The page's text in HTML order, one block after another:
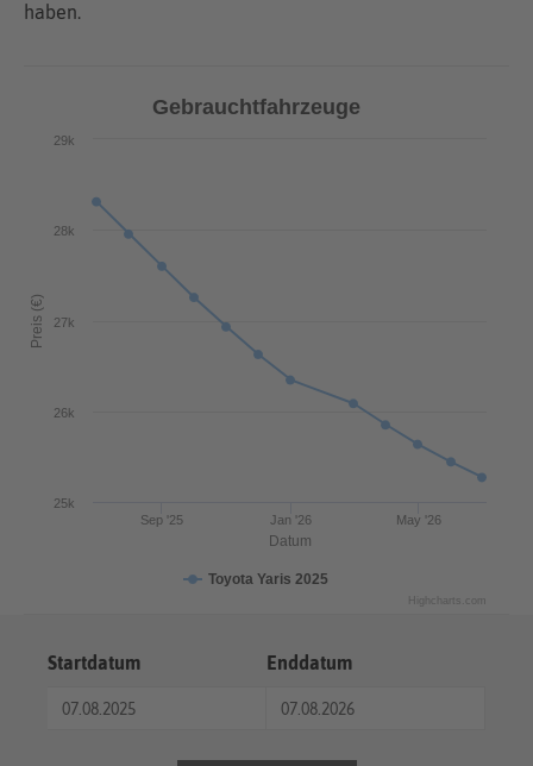
haben.
Datum
Preis (€)
Gebrauchtfahrzeuge
Toyota Yaris 2025
Jan '26
Sep '25 May '26
25k
26k
27k
28k
29k
Highcharts.com
Startdatum Enddatum